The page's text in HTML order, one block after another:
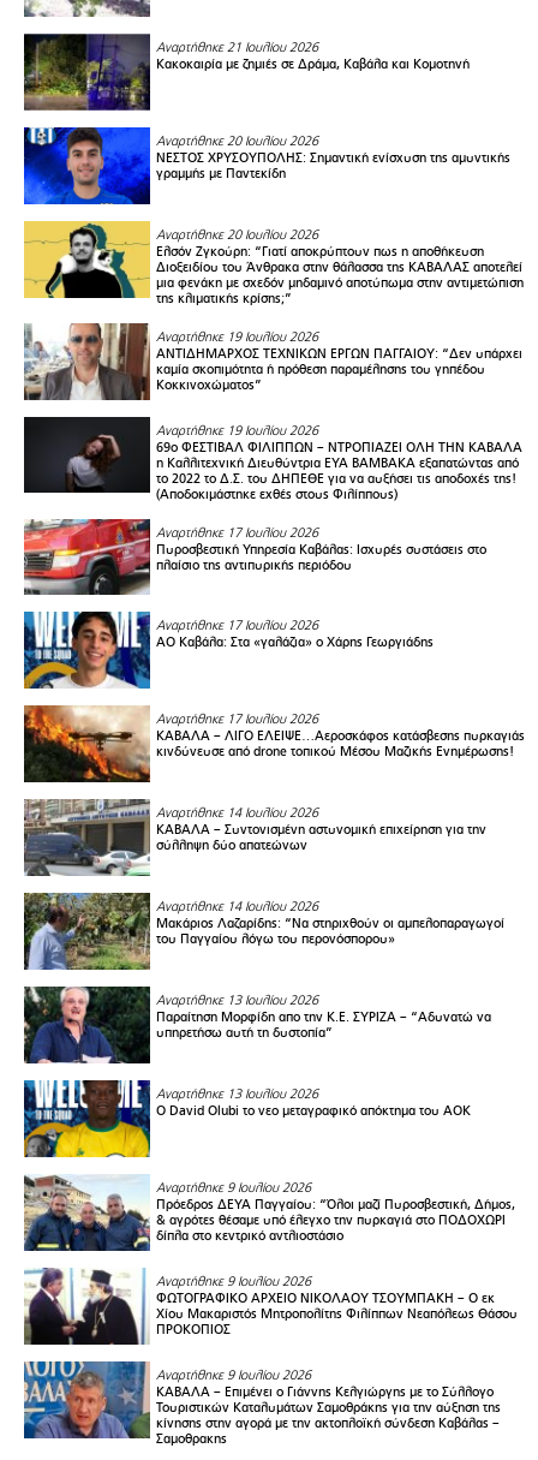
Αναρτήθηκε 21 Ιουλίου 2026
Κακοκαιρία με ζημιές σε Δράμα, Καβάλα και Κομοτηνή
Αναρτήθηκε 20 Ιουλίου 2026
ΝΕΣΤΟΣ ΧΡΥΣΟΥΠΟΛΗΣ: Σημαντική ενίσχυση της αμυντικής
γραμμής με Παντεκίδη
Αναρτήθηκε 20 Ιουλίου 2026
Ελσόν Ζγκούρη: “Γιατί αποκρύπτουν πως η αποθήκευση
Διοξειδίου του Άνθρακα στην θάλασσα της ΚΑΒΑΛΑΣ αποτελεί
μια φενάκη με σχεδόν μηδαμινό αποτύπωμα στην αντιμετώπιση
της κλιματικής κρίσης;”
Αναρτήθηκε 19 Ιουλίου 2026
ΑΝΤΙΔΗΜΑΡΧΟΣ ΤΕΧΝΙΚΩΝ ΕΡΓΩΝ ΠΑΓΓΑΙΟΥ: “Δεν υπάρχει
καμία σκοπιμότητα ή πρόθεση παραμέλησης του γηπέδου
Κοκκινοχώματος”
Αναρτήθηκε 19 Ιουλίου 2026
69ο ΦΕΣΤΙΒΑΛ ΦΙΛΙΠΠΩΝ – ΝΤΡΟΠΙΑΖΕΙ ΟΛΗ ΤΗΝ ΚΑΒΑΛΑ
η Καλλιτεχνική Διευθύντρια ΕΥΑ ΒΑΜΒΑΚΑ εξαπατώντας από
το 2022 το Δ.Σ. του ΔΗΠΕΘΕ για να αυξήσει τις αποδοχές της!
(Αποδοκιμάστηκε εχθές στους Φιλίππους)
Αναρτήθηκε 17 Ιουλίου 2026
Πυροσβεστική Υπηρεσία Καβάλας: Ισχυρές συστάσεις στο
πλαίσιο της αντιπυρικής περιόδου
Αναρτήθηκε 17 Ιουλίου 2026
ΑΟ Καβάλα: Στα «γαλάζια» ο Χάρης Γεωργιάδης
Αναρτήθηκε 17 Ιουλίου 2026
ΚΑΒΑΛΑ – ΛΙΓΟ ΕΛΕΙΨΕ…Αεροσκάφος κατάσβεσης πυρκαγιάς
κινδύνευσε από drone τοπικού Μέσου Μαζικής Ενημέρωσης!
Αναρτήθηκε 14 Ιουλίου 2026
ΚΑΒΑΛΑ – Συντονισμένη αστυνομική επιχείρηση για την
σύλληψη δύο απατεώνων
Αναρτήθηκε 14 Ιουλίου 2026
Μακάριος Λαζαρίδης: “Να στηριχθούν οι αμπελοπαραγωγοί
του Παγγαίου λόγω του περονόσπορου»
Αναρτήθηκε 13 Ιουλίου 2026
Παραίτηση Μορφίδη απο την Κ.Ε. ΣΥΡΙΖΑ – “Αδυνατώ να
υπηρετήσω αυτή τη δυστοπία”
Αναρτήθηκε 13 Ιουλίου 2026
Ο David Olubi το νεο μεταγραφικό απόκτημα του ΑΟΚ
Αναρτήθηκε 9 Ιουλίου 2026
Πρόεδρος ΔΕΥΑ Παγγαίου: “Όλοι μαζί Πυροσβεστική, Δήμος,
& αγρότες θέσαμε υπό έλεγχο την πυρκαγιά στο ΠΟΔΟΧΩΡΙ
δίπλα στο κεντρικό αντλιοστάσιο
Αναρτήθηκε 9 Ιουλίου 2026
ΦΩΤΟΓΡΑΦΙΚΟ ΑΡΧΕΙΟ ΝΙΚΟΛΑΟΥ ΤΣΟΥΜΠΑΚΗ – Ο εκ
Χίου Μακαριστός Μητροπολίτης Φιλίππων Νεαπόλεως Θάσου
ΠΡΟΚΟΠΙΟΣ
Αναρτήθηκε 9 Ιουλίου 2026
ΚΑΒΑΛΑ – Επιμένει ο Γιάννης Κελγιώργης με το Σύλλογο
Τουριστικών Καταλυμάτων Σαμοθράκης για την αύξηση της
κίνησης στην αγορά με την ακτοπλοϊκή σύνδεση Καβάλας –
Σαμοθρακης